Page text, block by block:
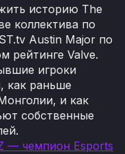
историю The
коллектива по
Austin Major по
рейтинге Valve.
игроки
как раньше
и как
собственные
— чемпион Esports